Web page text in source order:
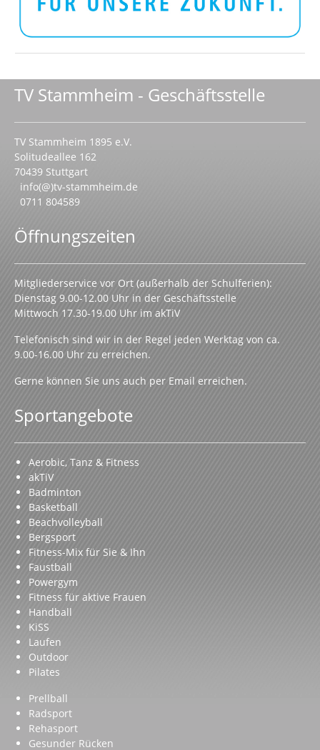
TV Stammheim - Geschäftsstelle
TV Stammheim 1895 e.V.
Solitudeallee 162
70439 Stuttgart
info(@)tv-stammheim.de
0711 804589
Öffnungszeiten
Mitgliederservice vor Ort (außerhalb der Schulferien):
Dienstag 9.00-12.00 Uhr in der Geschäftsstelle
Mittwoch 17.30-19.00 Uhr im akTiV
Telefonisch sind wir in der Regel jeden Werktag von ca.
9.00-16.00 Uhr zu erreichen.
Gerne können Sie uns auch per Email erreichen.
Sportangebote
Aerobic, Tanz & Fitness
akTiV
Badminton
Basketball
Beachvolleyball
Bergsport
Fitness-Mix für Sie & Ihn
Faustball
Powergym
Fitness für aktive Frauen
Handball
KiSS
Laufen
Outdoor
Pilates
Prellball
Radsport
Rehasport
Gesunder Rücken